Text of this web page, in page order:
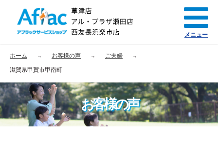
ホーム お客様の声 ご夫婦
滋賀県甲賀市甲南町
お客様の声
メニュー